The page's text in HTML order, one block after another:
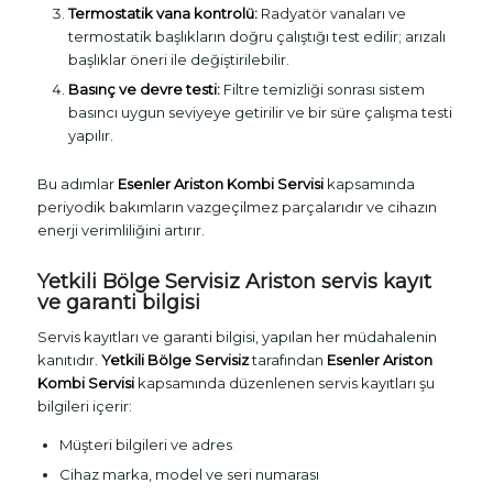
Termostatik vana kontrolü:Radyatör vanaları ve
termostatik başlıkların doğru çalıştığı test edilir; arızalı
başlıklar öneri ile değiştirilebilir.
Basınç ve devre testi:Filtre temizliği sonrası sistem
basıncı uygun seviyeye getirilir ve bir süre çalışma testi
yapılır.
Bu adımlar Esenler Ariston Kombi Servisikapsamında
periyodik bakımların vazgeçilmez parçalarıdır ve cihazın
enerji verimliliğini artırır.
Yetkili Bölge Servisiz Ariston servis kayıt
ve garanti bilgisi
Servis kayıtları ve garanti bilgisi, yapılan her müdahalenin
kanıtıdır. Yetkili Bölge Servisiztarafından Esenler Ariston
Kombi Servisikapsamında düzenlenen servis kayıtları şu
bilgileri içerir:
Müşteri bilgileri ve adres
Cihaz marka, model ve seri numarası